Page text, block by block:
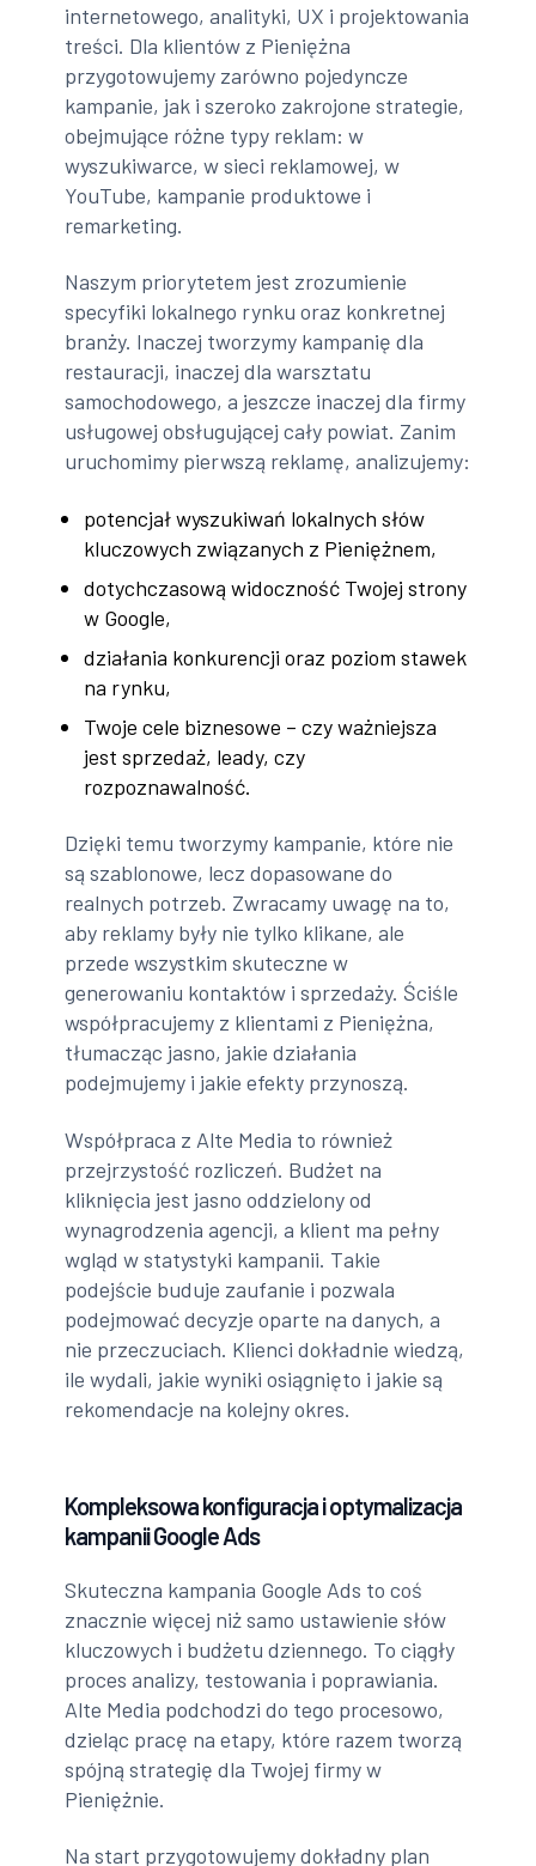
internetowego, analityki, UX i projektowania
treści. Dla klientów z Pieniężna
przygotowujemy zarówno pojedyncze
kampanie, jak i szeroko zakrojone strategie,
obejmujące różne typy reklam: w
wyszukiwarce, w sieci reklamowej, w
YouTube, kampanie produktowe i
remarketing.
Naszym priorytetem jest zrozumienie
specyfiki lokalnego rynku oraz konkretnej
branży. Inaczej tworzymy kampanię dla
restauracji, inaczej dla warsztatu
samochodowego, a jeszcze inaczej dla firmy
usługowej obsługującej cały powiat. Zanim
uruchomimy pierwszą reklamę, analizujemy:
potencjał wyszukiwań lokalnych słów
kluczowych związanych z Pieniężnem,
dotychczasową widoczność Twojej strony
w Google,
działania konkurencji oraz poziom stawek
na rynku,
Twoje cele biznesowe – czy ważniejsza
jest sprzedaż, leady, czy
rozpoznawalność.
Dzięki temu tworzymy kampanie, które nie
są szablonowe, lecz dopasowane do
realnych potrzeb. Zwracamy uwagę na to,
aby reklamy były nie tylko klikane, ale
przede wszystkim skuteczne w
generowaniu kontaktów i sprzedaży. Ściśle
współpracujemy z klientami z Pieniężna,
tłumacząc jasno, jakie działania
podejmujemy i jakie efekty przynoszą.
Współpraca z Alte Media to również
przejrzystość rozliczeń. Budżet na
kliknięcia jest jasno oddzielony od
wynagrodzenia agencji, a klient ma pełny
wgląd w statystyki kampanii. Takie
podejście buduje zaufanie i pozwala
podejmować decyzje oparte na danych, a
nie przeczuciach. Klienci dokładnie wiedzą,
ile wydali, jakie wyniki osiągnięto i jakie są
rekomendacje na kolejny okres.
Kompleksowa konfiguracja i optymalizacja
kampanii Google Ads
Skuteczna kampania Google Ads to coś
znacznie więcej niż samo ustawienie słów
kluczowych i budżetu dziennego. To ciągły
proces analizy, testowania i poprawiania.
Alte Media podchodzi do tego procesowo,
dzieląc pracę na etapy, które razem tworzą
spójną strategię dla Twojej firmy w
Pieniężnie.
Na start przygotowujemy dokładny plan